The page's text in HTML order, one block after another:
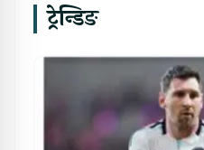
ट्रेन्डिङ